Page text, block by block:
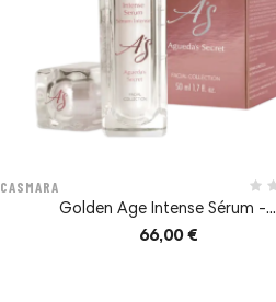
CASMARA
Golden Age Intense Sérum -...
66,00 €